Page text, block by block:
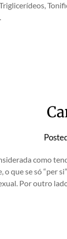
como
que se só “per
Por outro